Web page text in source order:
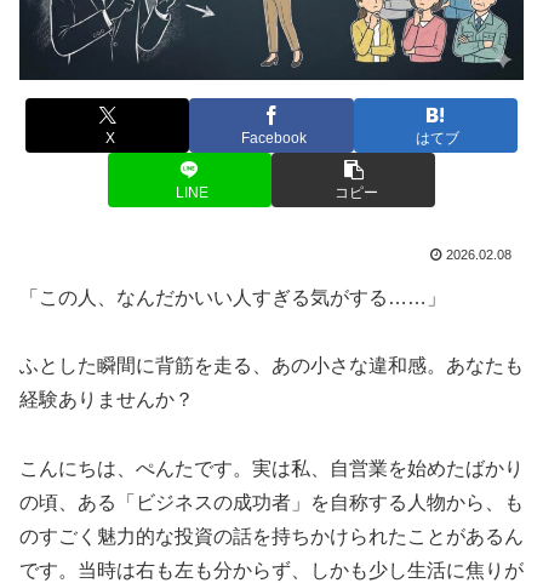
X Facebook はてブ
LINE コピー
2026.02.08
「この人、なんだかいい人すぎる気がする……」
ふとした瞬間に背筋を走る、あの小さな違和感。あなたも
経験ありませんか？
こんにちは、ぺんたです。実は私、自営業を始めたばかり
の頃、ある「ビジネスの成功者」を自称する人物から、も
のすごく魅力的な投資の話を持ちかけられたことがあるん
です。当時は右も左も分からず、しかも少し生活に焦りが